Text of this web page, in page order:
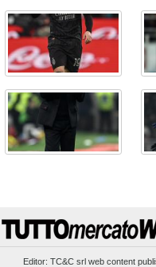
Editor: TC&C srlweb content